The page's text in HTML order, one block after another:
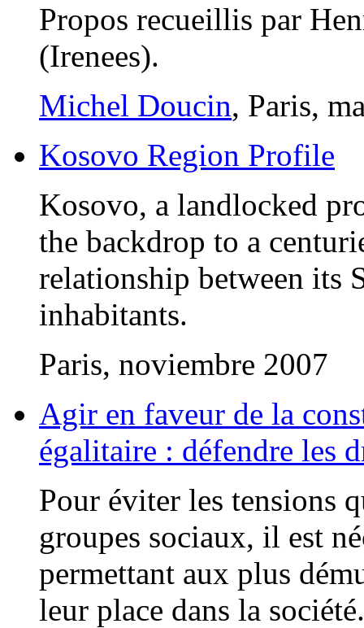
Propos recueillis par
(Irenees).
Michel Doucin, Paris,
Kosovo Region Profile
Kosovo, a landlocked
the backdrop to a
relationship between its
inhabitants.
Paris, noviembre 2007
Agir en faveur de la
égalitaire : défendre les
Pour éviter les tensions
groupes sociaux, il est
permettant aux plus
leur place dans la société.